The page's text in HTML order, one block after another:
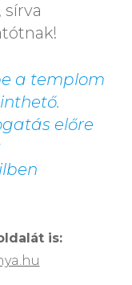
sírva
a templom
előre
is: